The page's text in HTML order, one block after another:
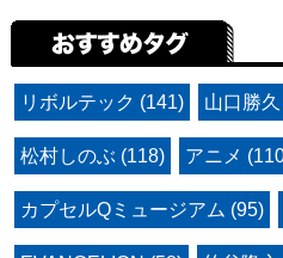
リボルテック (141) 山口勝
松村しのぶ (118) アニメ
カプセルQミュージアム (95)